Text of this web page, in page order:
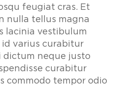
feugiat cras. Et
nulla tellus magna
lacinia vestibulum
varius curabitur
dictum neque justo
curabitur
commodo tempor odio